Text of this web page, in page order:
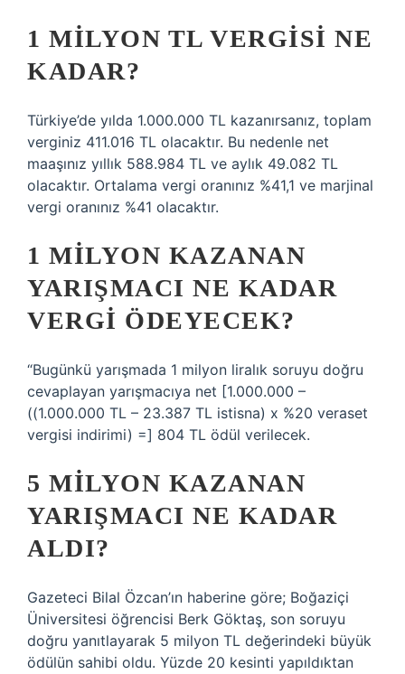
1 MILYON TL VERGISI NE
KADAR?
Türkiye’de yılda 1.000.000 TL kazanırsanız, toplam
verginiz 411.016 TL olacaktır. Bu nedenle net
maaşınız yıllık 588.984 TL ve aylık 49.082 TL
olacaktır. Ortalama vergi oranınız %41,1 ve marjinal
vergi oranınız %41 olacaktır.
1 MILYON KAZANAN
YARIŞMACI NE KADAR
VERGI ÖDEYECEK?
“Bugünkü yarışmada 1 milyon liralık soruyu doğru
cevaplayan yarışmacıya net [1.000.000 –
((1.000.000 TL – 23.387 TL istisna) x %20 veraset
vergisi indirimi) =] 804 TL ödül verilecek.
5 MILYON KAZANAN
YARIŞMACI NE KADAR
ALDI?
Gazeteci Bilal Özcan’ın haberine göre; Boğaziçi
Üniversitesi öğrencisi Berk Göktaş, son soruyu
doğru yanıtlayarak 5 milyon TL değerindeki büyük
ödülün sahibi oldu. Yüzde 20 kesinti yapıldıktan